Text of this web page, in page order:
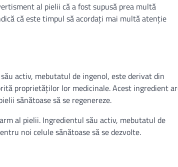
al pielii că a fost supusă prea multă
că este timpul să acordați mai multă atenție
activ, mebutatul de ingenol, este derivat din
proprietăților lor medicinale. Acest ingredient
sănătoase să se regenereze.
al pielii. Ingredientul său activ, mebutatul de
noi celule sănătoase să se dezvolte.